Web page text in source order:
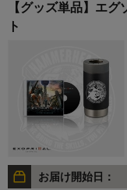
【グッズ単品】エ
ト
お届け開始日：